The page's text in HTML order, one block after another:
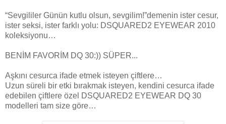
“Sevgililer Günün kutlu olsun, sevgilim!”demenin ister cesur,
ister seksi, ister farklı yolu: DSQUARED2 EYEWEAR 2010
koleksiyonu…
BENİM FAVORİM DQ 30:)) SÜPER...
Aşkını cesurca ifade etmek isteyen çiftlere…
Uzun süreli bir etki bırakmak isteyen, kendini cesurca ifade
edebilen çiftlere özel DSQUARED2 EYEWEAR DQ 30
modelleri tam size göre…